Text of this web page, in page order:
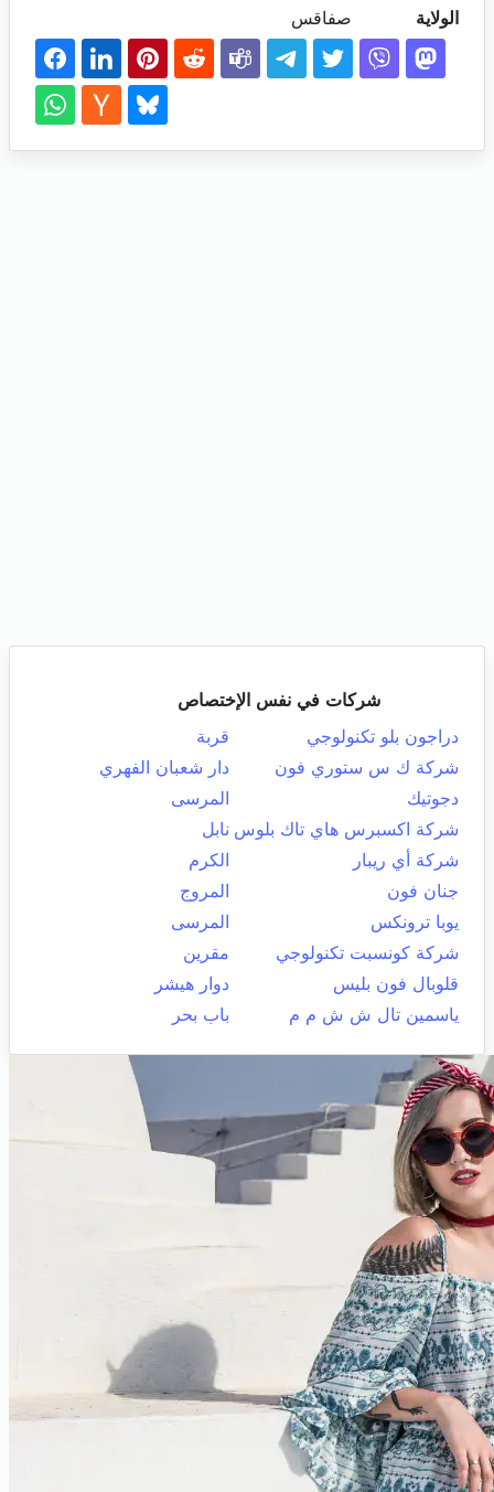
الولاية صفاقس
شركات في نفس الإختصاص
دراجون بلو تكنولوجي
قربة
شركة ك س ستوري فون
دار شعبان الفهري
دجوتيك
المرسى
شركة اكسبرس هاي تاك بلوس نابل
شركة أي ريبار
الكرم
جنان فون
المروج
يوبا ترونكس
المرسى
شركة كونسبت تكنولوجي
مقرين
قلوبال فون بليس
دوار هيشر
ياسمين تال ش ش م م
باب بحر